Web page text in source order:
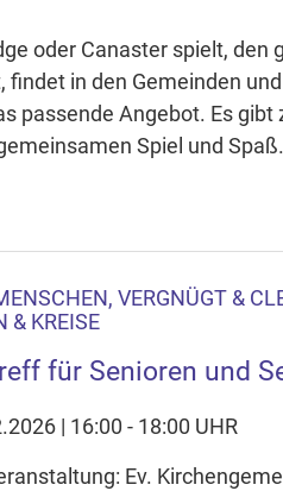
oder Canaster spielt, den
in den Gemeinden
passende Angebot. Es gibt
Spiel und Spaß.
VERGNÜGT &
& KREISE
für Senioren und
| 16:00 - 18:00 UHR
Ev.